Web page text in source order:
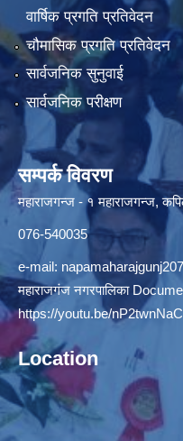
वार्षिक प्रगति प्रतिवेदन
चौमासिक प्रगति प्रतिवेदन
सार्वजनिक सुनुवाई
सार्वजनिक परीक्षण
सम्पर्क विवरण
महाराजगन्ज - १ महाराजगन्ज,
076-540035
e-mail:
महाराजगंज नगरपालिका
https://youtu.be/
Location